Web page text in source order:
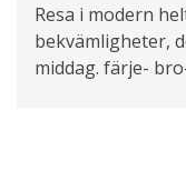
Resa i modern
bekvämligheter,
middag. färje-